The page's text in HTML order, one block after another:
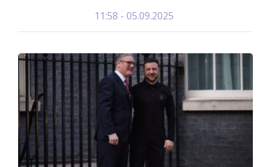
05.09.2025 - 11:58